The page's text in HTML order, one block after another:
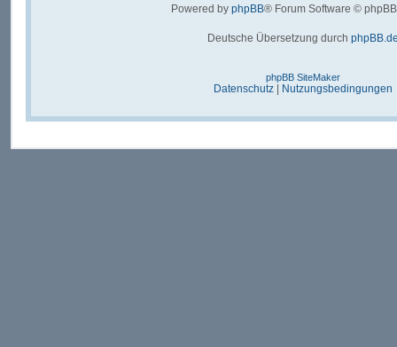
Powered by phpBB® Forum Software ©
Deutsche Übersetzung durch
phpBB SiteMaker
Datenschutz| Nutzungsbedingungen